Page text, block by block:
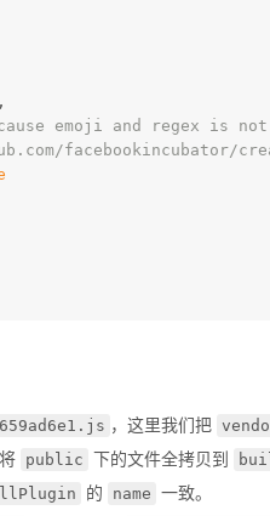
,
emoji and regex is
facebookincubator/
，这里我们把
public 下的文件全拷贝到
的 name 一致。